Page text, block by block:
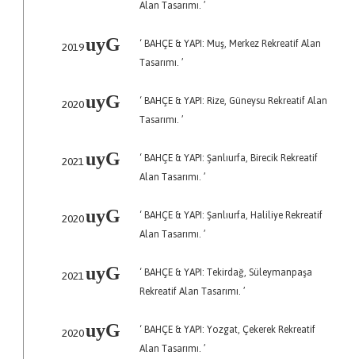
Alan Tasarımı. ’
2019uyG
‘ BAHÇE & YAPI: Muş, Merkez Rekreatif Alan
Tasarımı. ’
2020uyG
‘ BAHÇE & YAPI: Rize, Güneysu Rekreatif Alan
Tasarımı. ’
2021uyG
‘ BAHÇE & YAPI: Şanlıurfa, Birecik Rekreatif
Alan Tasarımı. ’
2020uyG
‘ BAHÇE & YAPI: Şanlıurfa, Haliliye Rekreatif
Alan Tasarımı. ’
2021uyG
‘ BAHÇE & YAPI: Tekirdağ, Süleymanpaşa
Rekreatif Alan Tasarımı. ’
2020uyG
‘ BAHÇE & YAPI: Yozgat, Çekerek Rekreatif
Alan Tasarımı. ’